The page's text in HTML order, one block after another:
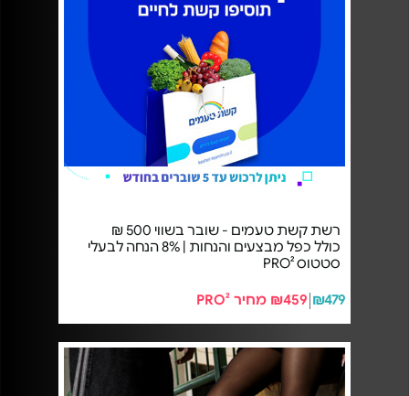
רשת קשת טעמים - שובר בשווי 500 ₪
כולל כפל מבצעים והנחות | 8% הנחה לבעלי
סטטוס PRO²
₪479 ₪459 מחיר PRO²